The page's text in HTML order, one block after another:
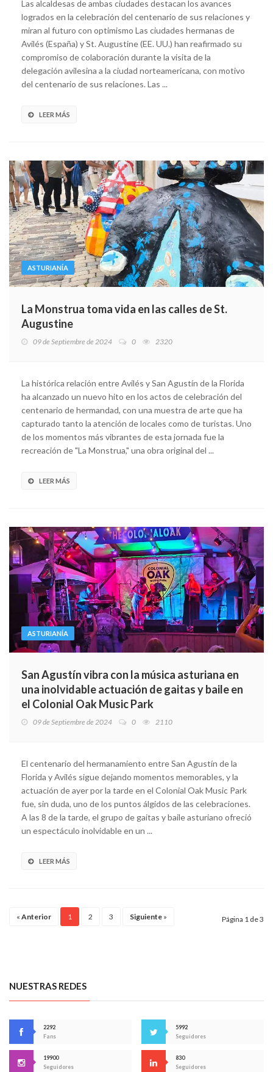
Las alcaldesas de ambas ciudades destacan los avances
logrados en la celebración del centenario de sus relaciones y
miran al futuro con optimismo Las ciudades hermanas de
Avilés (España) y St. Augustine (EE. UU.) han reafirmado su
compromiso de colaboración durante la visita de la
delegación avilesina a la ciudad norteamericana, con motivo
del centenario de sus relaciones. Las ...
LEER MÁS
ASTURIANÍA
La Monstrua toma vida en las calles de St.
Augustine
09 de Septiembre de 2024 0 2320
La histórica relación entre Avilés y San Agustín de la Florida
ha alcanzado un nuevo hito en los actos de celebración del
centenario de hermandad, con una muestra de arte que ha
capturado tanto la atención de locales como de turistas. Uno
de los momentos más vibrantes de esta jornada fue la
recreación de "La Monstrua," una obra original del ...
LEER MÁS
ASTURIANÍA
San Agustín vibra con la música asturiana en
una inolvidable actuación de gaitas y baile en
el Colonial Oak Music Park
09 de Septiembre de 2024 0 2110
El centenario del hermanamiento entre San Agustín de la
Florida y Avilés sigue dejando momentos memorables, y la
actuación de ayer por la tarde en el Colonial Oak Music Park
fue, sin duda, uno de los puntos álgidos de las celebraciones.
A las 8 de la tarde, el grupo de gaitas y baile asturiano ofreció
un espectáculo inolvidable en un ...
LEER MÁS
« Anterior 1 2 3 Siguiente » Página 1 de 3
NUESTRAS REDES
2292
Fans
5992
Seguidores
19900
Seguidores
830
Seguidores